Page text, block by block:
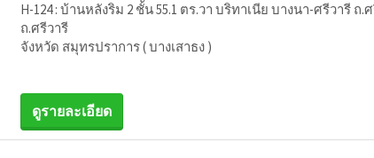
H-124 : บ้านหลังริม 2 ชั้น 55.1 ตร.วา บริทาเนีย บางนา-ศรีวารี ถ
ถ.ศรีวารี
จังหวัด สมุทรปราการ ( บางเสาธง )
ดูรายละเอียด